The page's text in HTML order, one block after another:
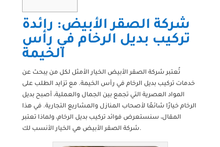
شركة الصقر الأبيض: رائدة
تركيب بديل الرخام في رأس
الخيمة
تُعتبر شركة الصقر الأبيض الخيار الأمثل لكل من يبحث عن
خدمات تركيب بديل الرخام في رأس الخيمة. مع تزايد الطلب على
المواد العصرية التي تجمع بين الجمال والعملية، أصبح بديل
الرخام خيارًا شائعًا لأصحاب المنازل والمشاريع التجارية. في هذا
المقال، سنستعرض فوائد تركيب بديل الرخام، ولماذا تعتبر
شركة الصقر الأبيض هي الخيار الأنسب لك.